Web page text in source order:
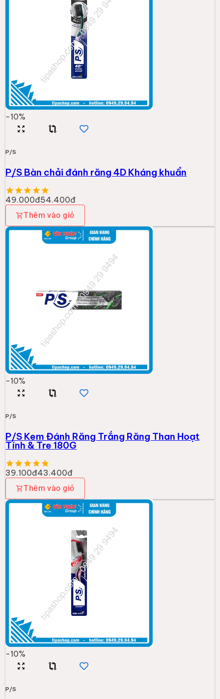
-10%
P/S
P/S Bàn chải đánh răng 4D Kháng khuẩn
49.000đ54.400đ
Thêm vào giỏ
-10%
P/S
P/S Kem Đánh Răng Trắng Răng Than Hoạt
Tính & Tre 180G
39.100đ43.400đ
Thêm vào giỏ
-10%
P/S